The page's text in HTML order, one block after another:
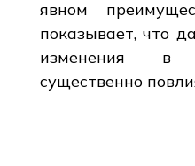
явном
показывает, что
изменения в
существенно